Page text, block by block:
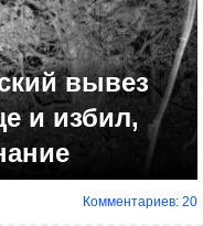
вывез
и избил,
Комментариев: 20